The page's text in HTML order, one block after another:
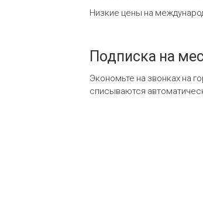
Низкие цены на
Подписка на
Экономьте на звонках на
списываются